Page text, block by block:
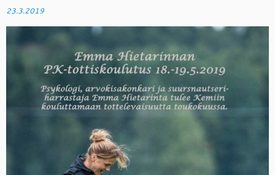
23.3.2019